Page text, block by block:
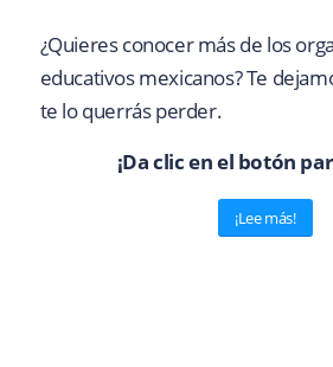
¿Quieres conocer más de los
educativos mexicanos? Te
te lo querrás perder.
¡Da clic en el botón
¡Lee más!